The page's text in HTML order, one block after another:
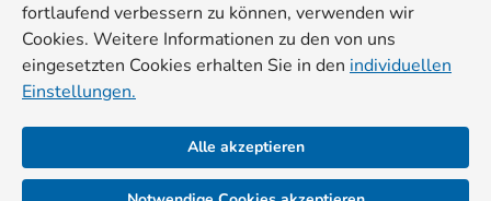
fortlaufend verbessern zu können, verwenden wir
Cookies. Weitere Informationen zu den von uns
eingesetzten Cookies erhalten Sie in den individuellen
Einstellungen.
Alle akzeptieren